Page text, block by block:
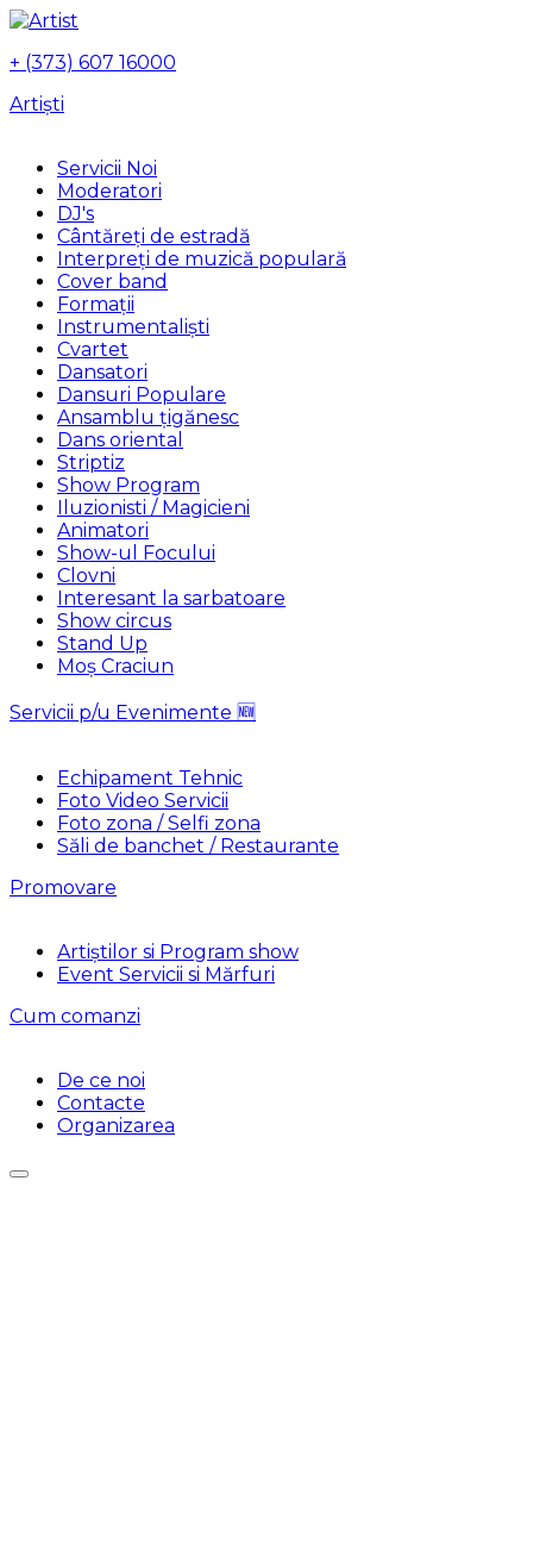
+ (373) 607 16000
Artiști
Servicii Noi
Moderatori
DJ's
Сântăreți de estradă
Interpreți de muzică populară
Сover band
Formații
Instrumentalişti
Cvartet
Dansatori
Dansuri Populare
Ansamblu țigănesc
Dans oriental
Striptiz
Show Program
Iluzionisti / Magicieni
Animatori
Show-ul Focului
Clovni
Interesant la sarbatoare
Show circus
Stand Up
Moș Craciun
Servicii p/u Evenimente 🆕
Echipament Tehnic
Foto Video Servicii
Foto zona / Selfi zona
Săli de banchet / Restaurante
Promovare
Artiștilor si Program show
Event Servicii si Mărfuri
Cum comanzi
De ce noi
Contacte
Organizarea